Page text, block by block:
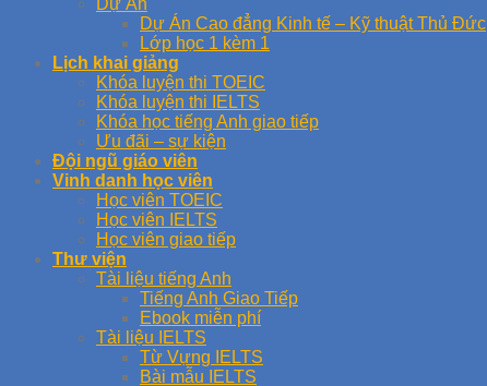
Dự Án
Dự Án Cao đẳng Kinh tế – Kỹ thuật Thủ Đức
Lớp học 1 kèm 1
Lịch khai giảng
Khóa luyện thi TOEIC
Khóa luyện thi IELTS
Khóa học tiếng Anh giao tiếp
Ưu đãi – sự kiện
Đội ngũ giáo viên
Vinh danh học viên
Học viên TOEIC
Học viên IELTS
Học viên giao tiếp
Thư viện
Tài liệu tiếng Anh
Tiếng Anh Giao Tiếp
Ebook miễn phí
Tài liệu IELTS
Từ Vựng IELTS
Bài mẫu IELTS